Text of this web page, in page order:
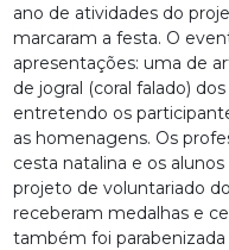
ano de atividades do
marcaram a festa. O
apresentações: uma de
de jogral (coral falado)
entretendo os
as homenagens. Os
cesta natalina e os
projeto de voluntariado
receberam medalhas e
também foi